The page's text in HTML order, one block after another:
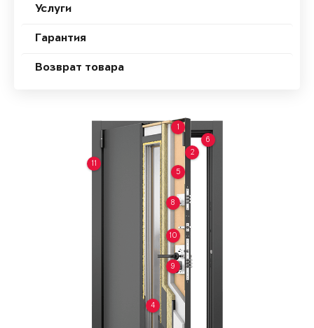
Услуги
Гарантия
Возврат товара
1
2
4
5
6
8
9
10
11